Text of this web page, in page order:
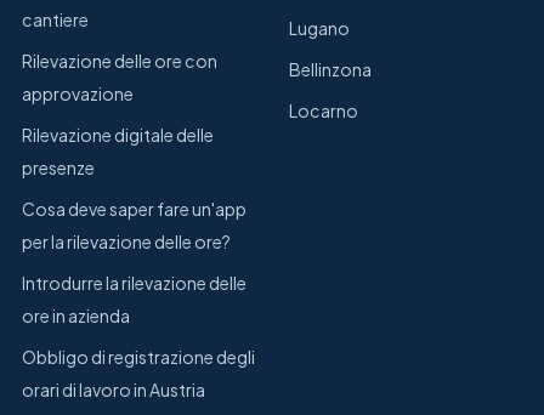
cantiere
Rilevazione delle ore con
approvazione
Rilevazione digitale delle
presenze
Cosa deve saper fare un'app
per la rilevazione delle ore?
Introdurre la rilevazione delle
ore in azienda
Obbligo di registrazione degli
orari di lavoro in Austria
Lugano
Bellinzona
Locarno